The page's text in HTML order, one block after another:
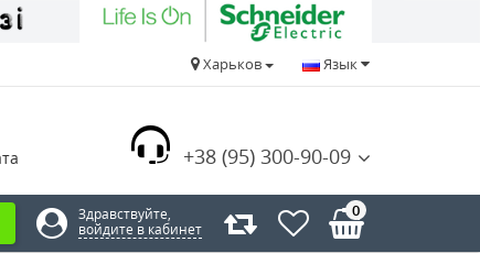
Язык
Харьков
+38 (95) 300-90-09
Здравствуйте,
войдите в кабинет
0